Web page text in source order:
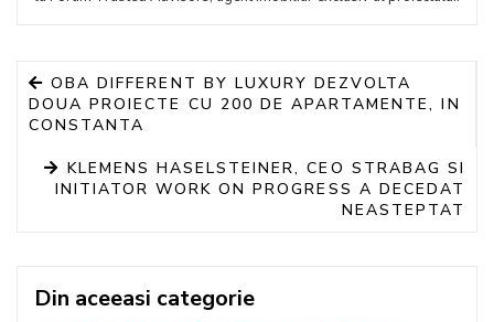
OBA DIFFERENT BY LUXURY DEZVOLTA
DOUA PROIECTE CU 200 DE APARTAMENTE, IN
CONSTANTA
KLEMENS HASELSTEINER, CEO STRABAG SI
INITIATOR WORK ON PROGRESS A DECEDAT
NEASTEPTAT
Din aceeasi categorie